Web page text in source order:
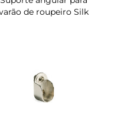
de roupeiro Silk